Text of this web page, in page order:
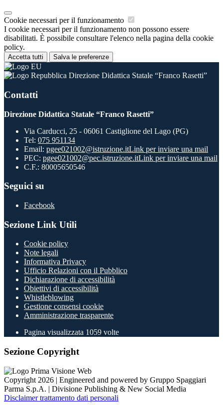
Cookie necessari per il funzionamento
I cookie necessari per il funzionamento non possono essere
disabilitati. È possibile consultare l'elenco nella pagina della cookie
policy.
Accetta tutti Salva le preferenze
Direzione Didattica Statale “Franco Rasetti”
Contatti
Direzione Didattica Statale “Franco Rasetti”
Via Carducci, 25 - 06061 Castiglione del Lago (PG)
Tel: 075 951134
Email: pgee021002@istruzione.itLink per inviare una mail
PEC: pgee021002@pec.istruzione.itLink per inviare una mail
C.F.: 80005650546
Seguici su
Facebook
Sezione Link Utili
Cookie policy
Note legali
Informativa Privacy
Ufficio Relazioni con il Pubblico
Dichiarazione di accessibilità
Obiettivi di accessibilità
Whistleblowing
Gestione consensi cookie
Amministrazione trasparente
Pagina visualizzata 1059 volte
Sezione Copyright
Copyright 2026 | Engineered and powered by Gruppo Spaggiari
Parma S.p.A. | Divisione Publishing & New Social Media
Disclaimer trattamento dati personali